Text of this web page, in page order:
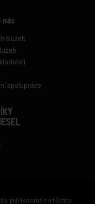
nás
služeb
spolupráce
publikované na těchto